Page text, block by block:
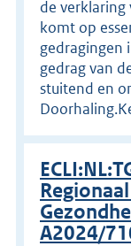
de verklaring
komt op
gedragingen
gedrag van
stuitend en
A2024/